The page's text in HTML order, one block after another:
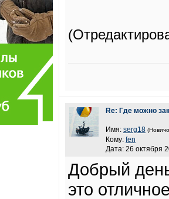
Re: Где можно
Имя: serg18
Кому: fen
Дата: 26 октября
Добрый
это